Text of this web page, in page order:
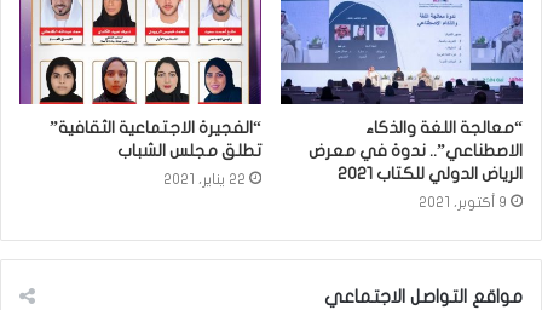
“معالجة اللغة والذكاء
الاصطناعي”.. ندوة في معرض
الرياض الدولي للكتاب ٢٠٢١
9 أكتوبر، 2021
“الفجيرة الاجتماعية الثقافية”
تطلق مجلس الشباب
22 يناير، 2021
مواقع التواصل الاجتماعي